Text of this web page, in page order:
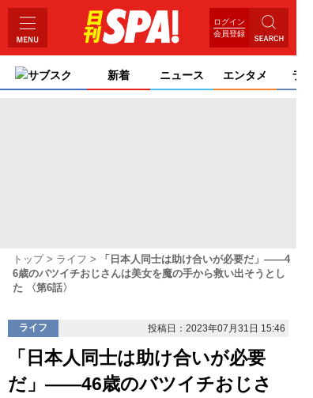
ログイン
会員登録
サブスク 新着 ニュース エンタメ ライ
トップ ライフ
「日本人同士は助け合いが必要だ」――4
6歳のバツイチおじさんは美女を魔の手から救い出そうとし
た 〈第6話〉
ライフ 投稿日：2023年07月31日 15:46
「日本人同士は助け合いが必要
だ」――46歳のバツイチおじさ